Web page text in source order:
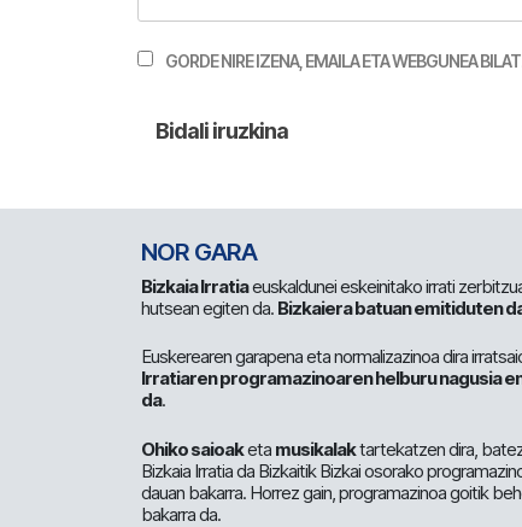
GORDE NIRE IZENA, EMAILA ETA WEBGUNEA
NOR GARA
Bizkaia Irratiaeuskaldunei eskeinitako irrati
hutsean egiten da. Bizkaiera batuan emitiduten
Euskerearen garapena eta normalizazinoa dira
Irratiaren programazinoaren helburu nagusia
da.
Ohiko saioaketa musikalaktartekatzen dira,
Bizkaia Irratia da Bizkaitik Bizkai osorako
dauan bakarra. Horrez gain, programazinoa goitik
bakarra da.